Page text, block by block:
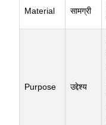
Material सामग्री
Purpose उद्देश्य